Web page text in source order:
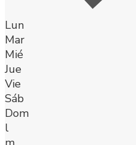
Lun
Mar
Mié
Jue
Vie
Sáb
Dom
l